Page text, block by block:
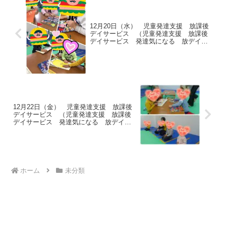
12月20日（水） 児童発達支援 放課後
デイサービス （児童発達支援 放課後
デイサービス 発達気になる 放デイ
12月22日（金） 児童発達支援 放課後
デイサービス （児童発達支援 放課後
デイサービス 発達気になる 放デイ
ホーム 未分類